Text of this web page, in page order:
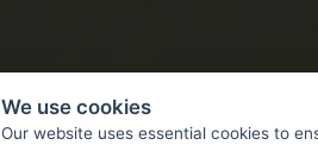
We use cookies
Our website uses essential cookies to